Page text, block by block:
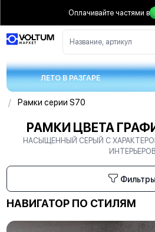
Оплачивайте частями в
Название, артикул
ЛЕТО В РАЗГАРЕ
/ Рамки серии S70
РАМКИ ЦВЕТА
НАСЫЩЕННЫЙ СЕРЫЙ С
ИНТЕРЬЕРОВ
Фильтры
НАВИГАТОР ПО СТИЛЯМ